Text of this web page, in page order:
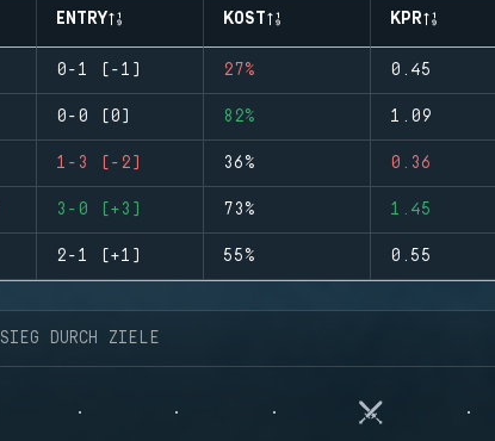
ENTRY KOST KPR
0-1 (-1) 27% 0.45
0-0 (0) 82% 1.09
1-3 (-2) 36% 0.36
3-0 (+3) 73% 1.45
2-1 (+1) 55% 0.55
SIEG DURCH ZIELE